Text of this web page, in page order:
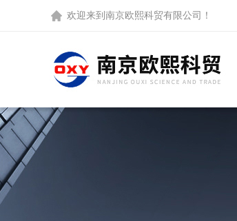
欢迎来到 南京欧熙科贸有限公司 ！